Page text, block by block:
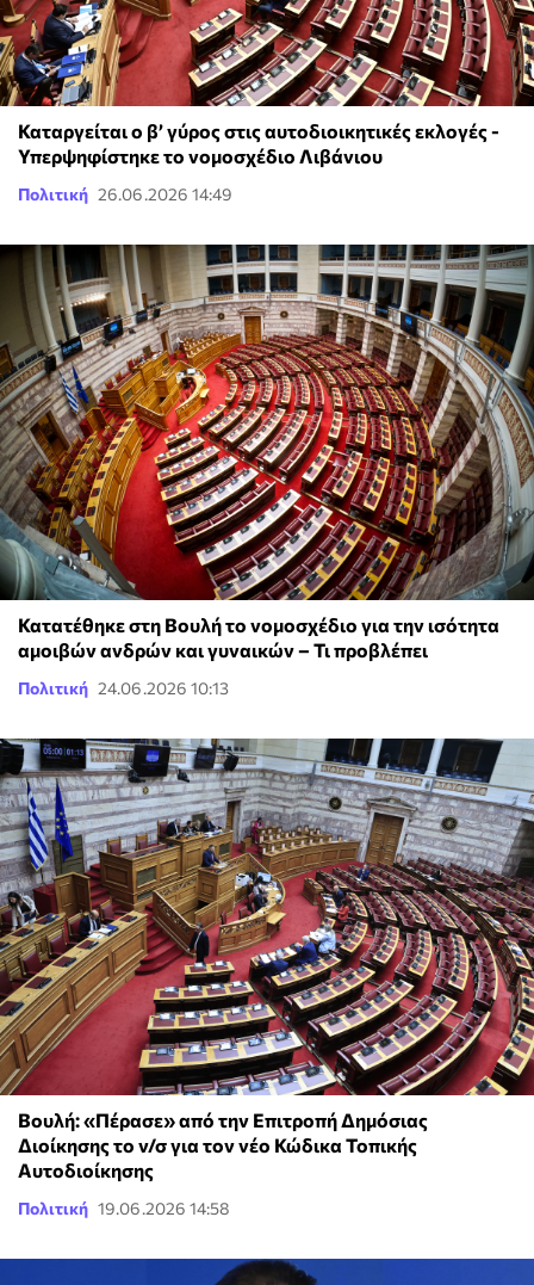
Καταργείται ο β’ γύρος στις αυτοδιοικητικές εκλογές -
Υπερψηφίστηκε το νομοσχέδιο Λιβάνιου
Πολιτική 26.06.2026 14:49
Κατατέθηκε στη Βουλή το νομοσχέδιο για την ισότητα
αμοιβών ανδρών και γυναικών – Τι προβλέπει
Πολιτική 24.06.2026 10:13
Βουλή: «Πέρασε» από την Επιτροπή Δημόσιας
Διοίκησης το ν/σ για τον νέο Κώδικα Τοπικής
Αυτοδιοίκησης
Πολιτική 19.06.2026 14:58